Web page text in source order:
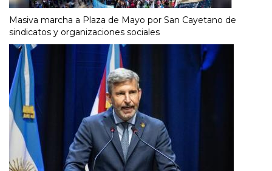
Masiva marcha a Plaza de Mayo por San Cayetano de
sindicatos y organizaciones sociales